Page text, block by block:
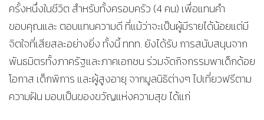
ครั้งหนึ่งในชีวิต สำหรับทั้งครอบครัว (4 คน) เพื่อแทนคำ
ขอบคุณและ ตอบแทนความดี ที่แม้ว่าจะเป็นผู้มีรายได้น้อยแต่มี
จิตใจที่เสียสละอย่างยิ่ง ทั้งนี้ ททท. ยังได้รับ การสนับสนุนจาก
พันธมิตรทั้งภาครัฐและภาคเอกชน ร่วมจัดกิจกรรมพาเด็กด้อย
โอกาส เด็กพิการ และผู้สูงอายุ จากมูลนิธิต่างๆ ไปเที่ยวฟรีตาม
ความฝัน มอบเป็นของขวัญแห่งความสุข ได้แก่